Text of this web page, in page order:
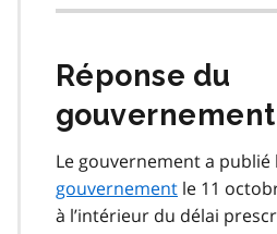
Réponse du
gouvernement
Le gouvernement a publié
gouvernement le 11
à l’intérieur du délai